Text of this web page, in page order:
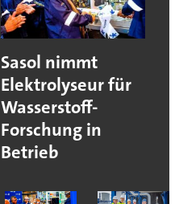
Sasol nimmt
Elektrolyseur für
Wasserstoff-
Forschung in
Betrieb